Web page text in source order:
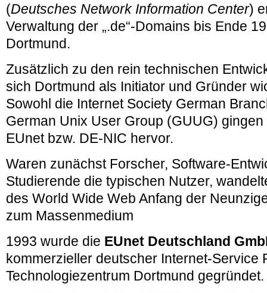
(Deutsches Network Information Center)
Verwaltung der „.de“-Domains bis Ende
Dortmund.
Zusätzlich zu den rein technischen
sich Dortmund als Initiator und Gründer
Sowohl die Internet Society German
German Unix User Group (GUUG)
EUnet bzw. DE-NIC hervor.
Waren zunächst Forscher, Software-
Studierende die typischen Nutzer,
des World Wide Web Anfang der
zum Massenmedium
1993 wurde die EUnet Deutschland
kommerzieller deutscher Internet-Service
Technologiezentrum Dortmund gegründet.